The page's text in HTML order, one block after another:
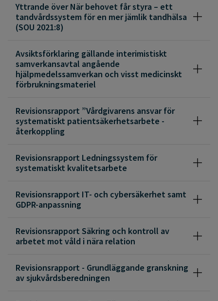
Yttrande över När behovet får styra – ett
tandvårdssystem för en mer jämlik tandhälsa
(SOU 2021:8)
Avsiktsförklaring gällande interimistiskt
samverkansavtal angående
hjälpmedelssamverkan och visst medicinskt
förbrukningsmateriel
Revisionsrapport ”Vårdgivarens ansvar för
systematiskt patientsäkerhetsarbete -
återkoppling
Revisionsrapport Ledningssystem för
systematiskt kvalitetsarbete
Revisionsrapport IT- och cybersäkerhet samt
GDPR-anpassning
Revisionsrapport Säkring och kontroll av
arbetet mot våld i nära relation
Revisionsrapport - Grundläggande granskning
av sjukvårdsberedningen